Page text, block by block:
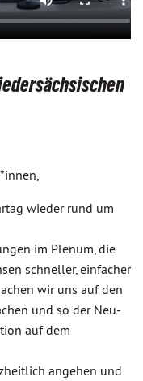
wieder rund um
im Plenum, die
schneller, einfacher
wir uns auf den
und so der Neu-
auf dem
angehen und